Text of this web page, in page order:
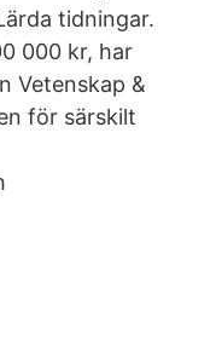
tidningar.
000 kr, har
Vetenskap &
för särskilt